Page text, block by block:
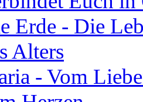
Erde - Die
Alters
- Vom